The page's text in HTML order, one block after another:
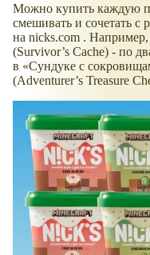
Можно купить каждую
смешивать и сочетать
на nicks.com . Например,
(Survivor’s Cache) - по
в
Сундуке с
(Adventurer’s Treasure